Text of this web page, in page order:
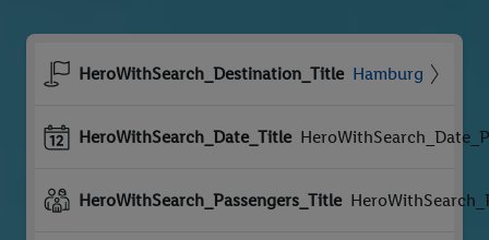
HeroWithSearch_Destination_Title Hamburg
HeroWithSearch_Date_Title
HeroWithSearch_Passengers_Title